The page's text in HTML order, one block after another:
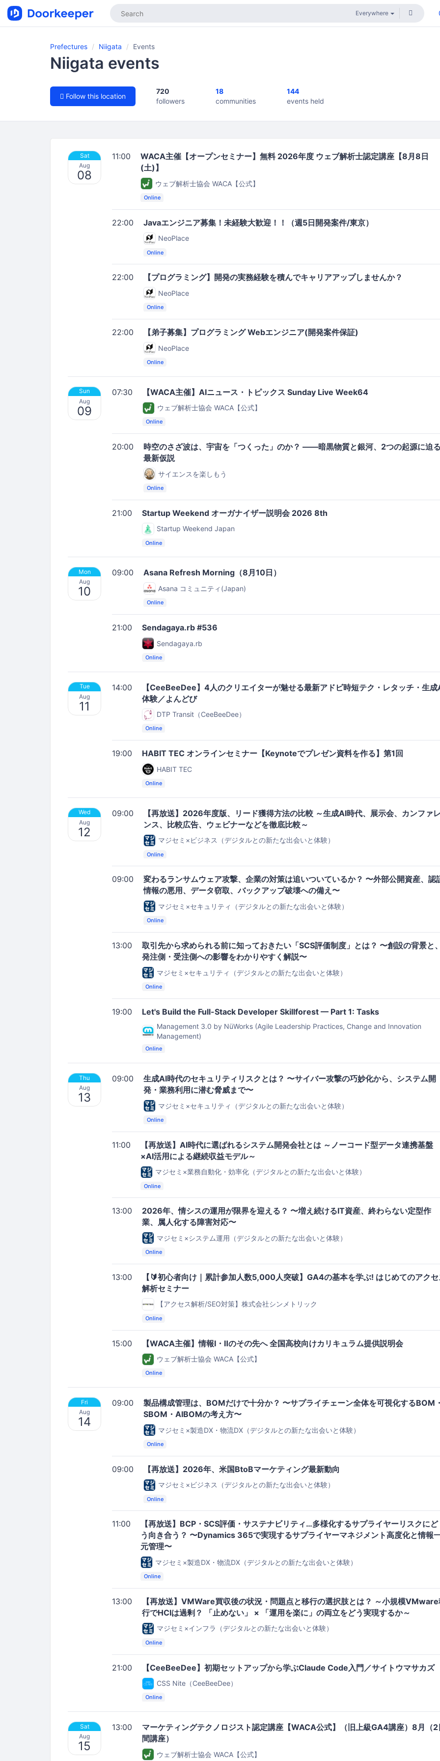
Prefectures Niigata Events
Niigata events
Follow this location
720
followers
18
communities
144
events held
Sat
Aug
08
11:00
WACA主催【オープンセミナー】無料 2026年度 ウェブ解析士認定講座【8月8日
(土)】
ウェブ解析士協会 WACA【公式】
Online
22:00 Javaエンジニア募集！未経験大歓迎！！（週5日開発案件/東京）
NeoPlace
Online
22:00 【プログラミング】開発の実務経験を積んでキャリアアップしませんか？
NeoPlace
Online
22:00 【弟子募集】プログラミング Webエンジニア(開発案件保証)
NeoPlace
Online
Sun
Aug
09
07:30 【WACA主催】AIニュース・トピックス Sunday Live Week64
ウェブ解析士協会 WACA【公式】
Online
20:00
時空のさざ波は、宇宙を「つくった」のか？ ――暗黒物質と銀河、2つの起源に迫
最新仮説
サイエンスを楽しもう
Online
21:00 Startup Weekend オーガナイザー説明会 2026 8th
Startup Weekend Japan
Online
Mon
Aug
10
09:00 Asana Refresh Morning（8月10日）
Asana コミュニティ(Japan)
Online
21:00 Sendagaya.rb #536
Sendagaya.rb
Online
Tue
Aug
11
14:00
【CeeBeeDee】4人のクリエイターが魅せる最新アドビ時短テク・レタッチ・生成
体験／よんどび
DTP Transit（CeeBeeDee）
Online
19:00 HABIT TEC オンラインセミナー【Keynoteでプレゼン資料を作る】第1回
HABIT TEC
Online
Wed
Aug
12
09:00
【再放送】2026年度版、リード獲得方法の比較 ～生成AI時代、展示会、カンファ
ンス、比較広告、ウェビナーなどを徹底比較～
マジセミ×ビジネス（デジタルとの新たな出会いと体験）
Online
09:00
変わるランサムウェア攻撃、企業の対策は追いついているか？ 〜外部公開資産、認
情報の悪用、データ窃取、バックアップ破壊への備え〜
マジセミ×セキュリティ（デジタルとの新たな出会いと体験）
Online
13:00
取引先から求められる前に知っておきたい「SCS評価制度」とは？ 〜創設の背景と
発注側・受注側への影響をわかりやすく解説〜
マジセミ×セキュリティ（デジタルとの新たな出会いと体験）
Online
19:00 Let's Build the Full-Stack Developer Skillforest — Part 1: Tasks
Management 3.0 by NüWorks (Agile Leadership Practices, Change and Innovation
Management)
Online
Thu
Aug
13
09:00
生成AI時代のセキュリティリスクとは？ 〜サイバー攻撃の巧妙化から、システム開
発・業務利用に潜む脅威まで〜
マジセミ×セキュリティ（デジタルとの新たな出会いと体験）
Online
11:00
【再放送】AI時代に選ばれるシステム開発会社とは ～ノーコード型データ連携基盤
×AI活用による継続収益モデル～
マジセミ×業務自動化・効率化（デジタルとの新たな出会いと体験）
Online
13:00
2026年、情シスの運用が限界を迎える？ 〜増え続けるIT資産、終わらない定型作
業、属人化する障害対応〜
マジセミ×システム運用（デジタルとの新たな出会いと体験）
Online
13:00
【🔰初心者向け｜累計参加人数5,000人突破】GA4の基本を学ぶ! はじめてのアク
解析セミナー
【アクセス解析/SEO対策】株式会社シンメトリック
Online
15:00 【WACA主催】情報I・Ⅱのその先へ 全国高校向けカリキュラム提供説明会
ウェブ解析士協会 WACA【公式】
Online
Fri
Aug
14
09:00
製品構成管理は、BOMだけで十分か？ 〜サプライチェーン全体を可視化するBOM
SBOM・AIBOMの考え方〜
マジセミ×製造DX・物流DX（デジタルとの新たな出会いと体験）
Online
09:00 【再放送】2026年、米国BtoBマーケティング最新動向
マジセミ×ビジネス（デジタルとの新たな出会いと体験）
Online
11:00
【再放送】BCP・SCS評価・サステナビリティ…多様化するサプライヤーリスクにど
う向き合う？ 〜Dynamics 365で実現するサプライヤーマネジメント高度化と情報
元管理〜
マジセミ×製造DX・物流DX（デジタルとの新たな出会いと体験）
Online
13:00
【再放送】VMWare買収後の状況・問題点と移行の選択肢とは？ ～小規模
行でHCIは過剰？ 「止めない」 × 「運用を楽に」の両立をどう実現するか～
マジセミ×インフラ（デジタルとの新たな出会いと体験）
Online
21:00 【CeeBeeDee】初期セットアップから学ぶClaude Code入門／サイトウマサカズ
CSS Nite（CeeBeeDee）
Online
Sat
Aug
15
13:00
マーケティングテクノロジスト認定講座【WACA公式】（旧上級GA4講座）8月（2
間講座）
ウェブ解析士協会 WACA【公式】